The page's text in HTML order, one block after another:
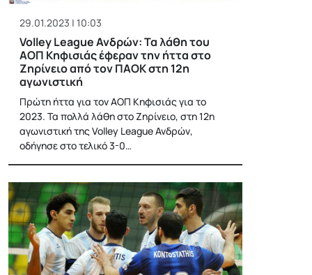
29.01.2023 | 10:03
Volley League Ανδρών: Τα λάθη του
ΑΟΠ Κηφισιάς έφεραν την ήττα στο
Ζηρίνειο από τον ΠΑΟΚ στη 12η
αγωνιστική
Πρώτη ήττα για τον ΑΟΠ Κηφισιάς για το
2023. Τα πολλά λάθη στο Ζηρίνειο, στη 12η
αγωνιστική της Volley League Ανδρών,
οδήγησε στο τελικό 3-0…